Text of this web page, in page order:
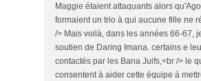
Maggie étaient attaquants alors
formaient un trio à qui aucune fille ne
/> Mais voilà, dans les années 66-67,
soutien de Daring Imana. certains e
contactés par les Bana Juifs,<br /> le
consentent à aider cette équipe à